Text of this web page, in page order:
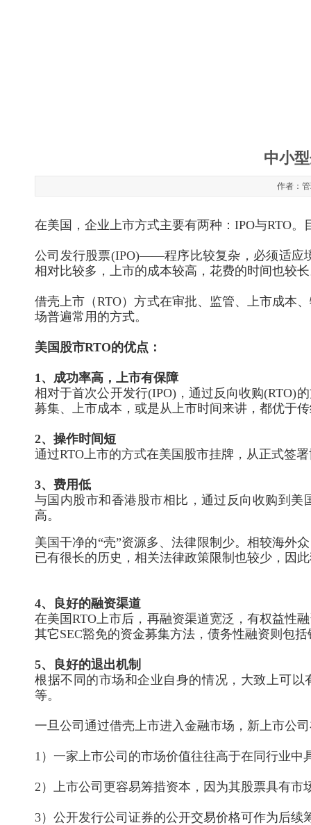
中小
作者：
在美国，企业上市方式主要有两种：IPO与RTO。
公司发行股票(IPO)——程序比较复杂，必须适应
相对比较多，上市的成本较高，花费的时间也较
借壳上市（RTO）方式在审批、监管、上市成本
场普遍常用的方式。
美国股市RTO的优点：
1、成功率高，上市有保障
相对于首次公开发行(IPO)，通过反向收购(RTO)
募集、上市成本，或是从上市时间来讲，都优于
2、操作时间短
通过RTO上市的方式在美国股市挂牌，从正式签
3、费用低
与国内股市和香港股市相比，通过反向收购到美
高。
美国干净的“壳”资源多、法律限制少。相较海外
已有很长的历史，相关法律政策限制也较少，因
4、良好的融资渠道
在美国RTO上市后，再融资渠道宽泛，有权益性
其它SEC豁免的资金募集方法，债务性融资则包
5、良好的退出机制
根据不同的市场和企业自身的情况，大致上可以
等。
一旦公司通过借壳上市进入金融市场，新上市公
1）一家上市公司的市场价值往往高于在同行业中
2）上市公司更容易筹措资本 ，因为其股票具有
3）公开发行公司证券的公开交易价格可作为后续